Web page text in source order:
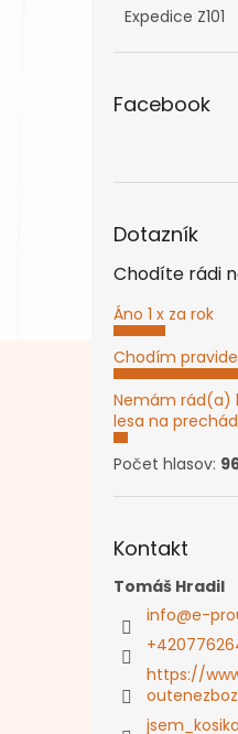
Expedice Z101
Facebook
Dotazník
Chodíte rádi
Áno 1 x za rok
Chodím
Nemám rád(a)
lesa na
Počet hlasov:
Kontakt
Tomáš Hradil
info@e-
https://